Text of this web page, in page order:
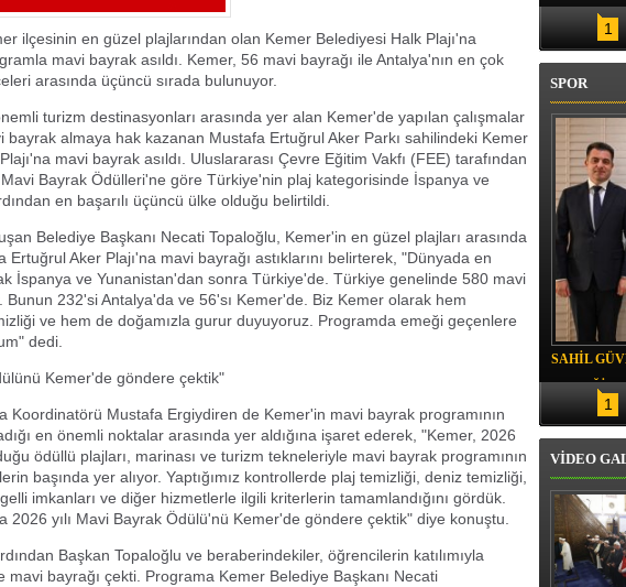
BULACAK
ilçesinin en güzel plajlarından olan Kemer Belediyesi Halk Plajı'na
mavi bayrak asıldı. Kemer, 56 mavi bayrağı ile Antalya'nın en çok
arasında üçüncü sırada bulunuyor.
turizm destinasyonları arasında yer alan Kemer'de yapılan çalışmalar
bayrak almaya hak kazanan Mustafa Ertuğrul Aker Parkı sahilindeki Kemer
mavi bayrak asıldı. Uluslararası Çevre Eğitim Vakfı (FEE) tarafından
Bayrak Ödülleri'ne göre Türkiye'nin plaj kategorisinde İspanya ve
en başarılı üçüncü ülke olduğu belirtildi.
Belediye Başkanı Necati Topaloğlu, Kemer'in en güzel plajları arasında
Ertuğrul Aker Plajı'na mavi bayrağı astıklarını belirterek, "Dünyada en
İspanya ve Yunanistan'dan sonra Türkiye'de. Türkiye genelinde 580 mavi
Bunun 232'si Antalya'da ve 56'sı Kemer'de. Biz Kemer olarak hem
ve hem de doğamızla gurur duyuyoruz. Programda emeği geçenlere
dedi.
Kemer'de göndere çektik"
Koordinatörü Mustafa Ergiydiren de Kemer'in mavi bayrak programının
en önemli noktalar arasında yer aldığına işaret ederek, "Kemer, 2026
ödüllü plajları, marinası ve turizm tekneleriyle mavi bayrak programının
başında yer alıyor. Yaptığımız kontrollerde plaj temizliği, deniz temizliği,
imkanları ve diğer hizmetlerle ilgili kriterlerin tamamlandığını gördük.
2026 yılı Mavi Bayrak Ödülü'nü Kemer'de göndere çektik" diye konuştu.
Başkan Topaloğlu ve beraberindekiler, öğrencilerin katılımıyla
mavi bayrağı çekti. Programa Kemer Belediye Başkanı Necati
1
SPOR
SAHİL
YEMEĞİ
1
VİDEO